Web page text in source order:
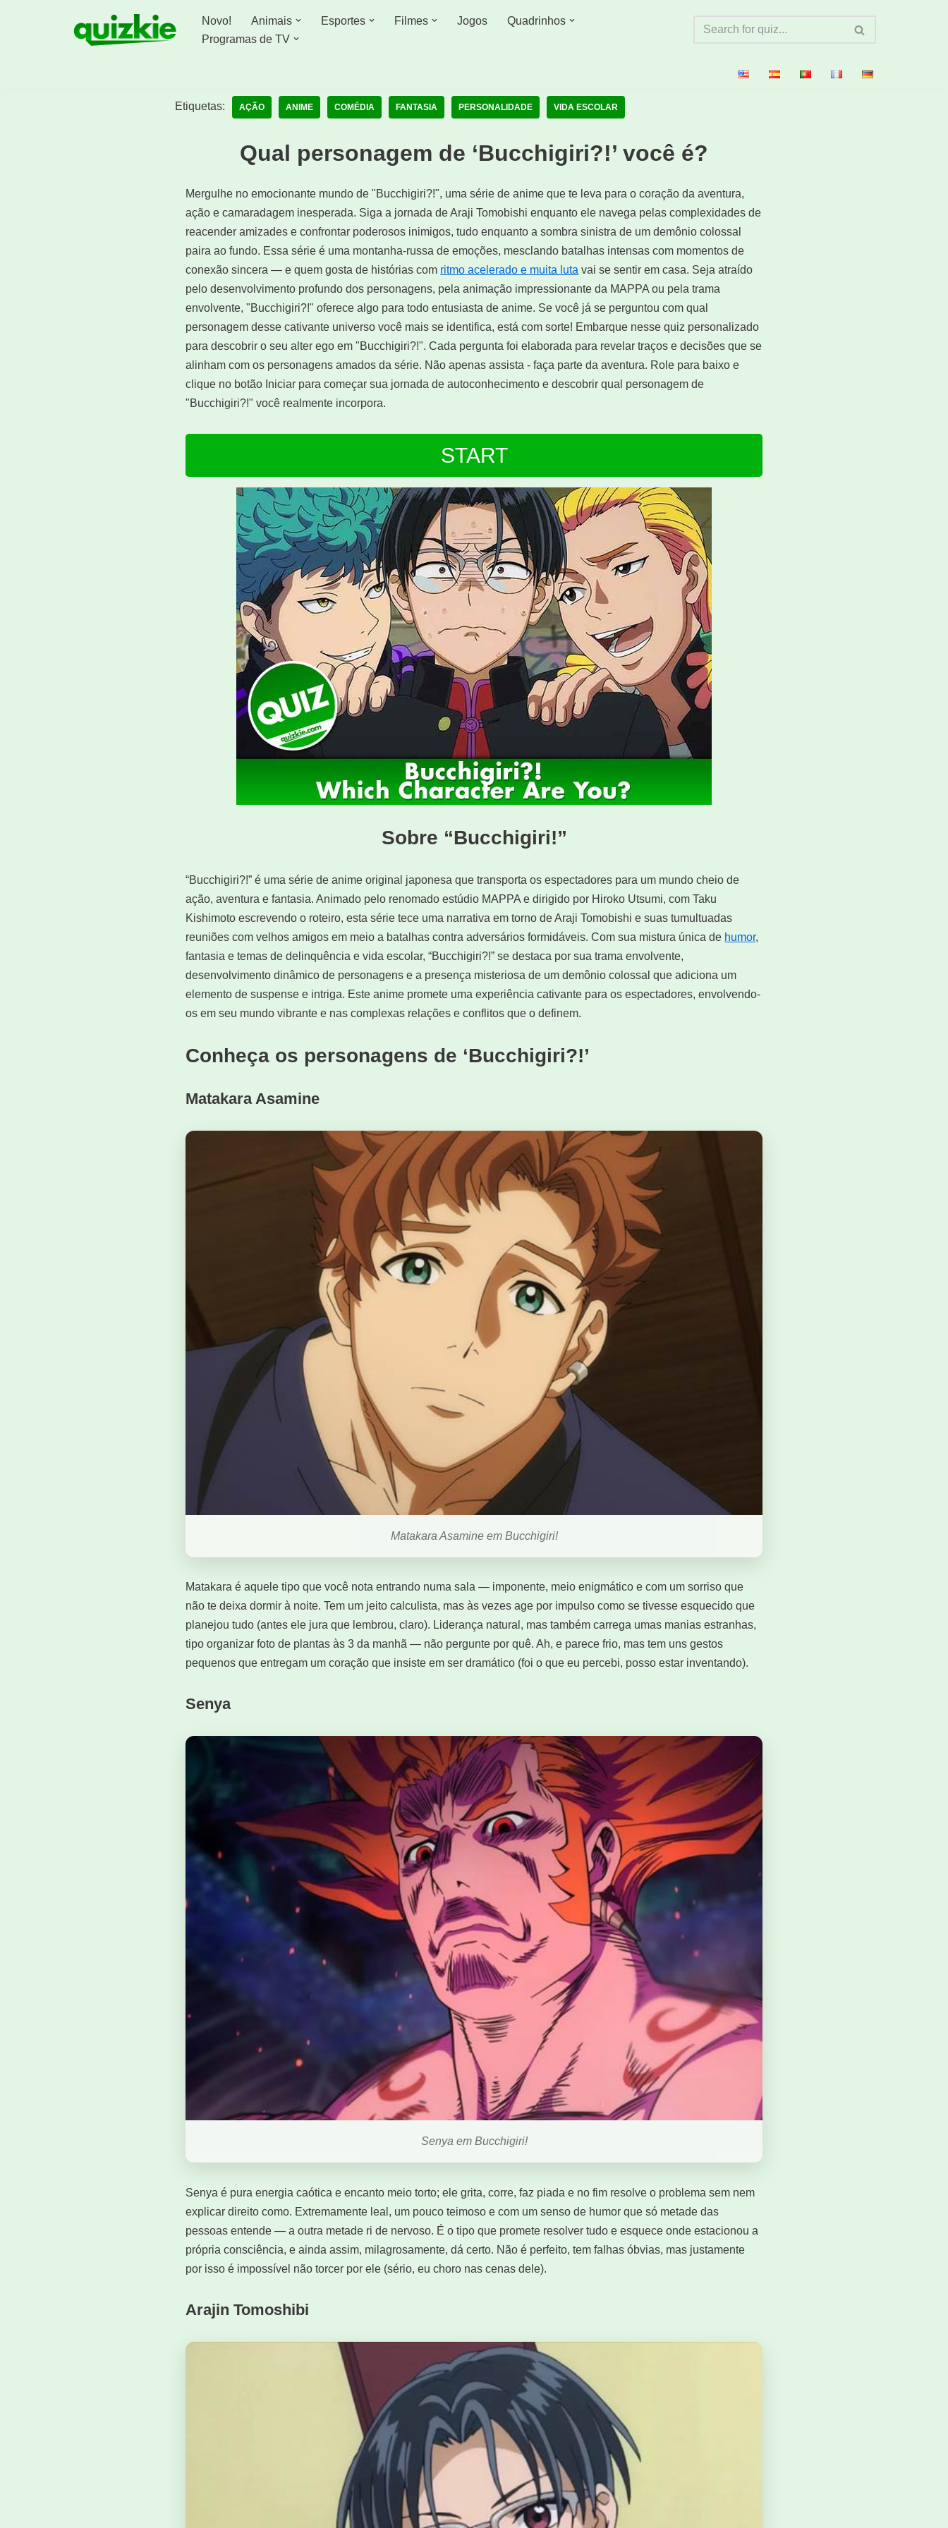
Novo! Animais Esportes Filmes Jogos
Quadrinhos
Programas de TV
Etiquetas: AÇÃO ANIME COMÉDIA FANTASIA PERSONALIDADE VIDA ESCOLAR
Qual personagem de ‘Bucchigiri?!’ você é?
Mergulhe no emocionante mundo de "Bucchigiri?!", uma série de anime que te leva para o coração da aventura,
ação e camaradagem inesperada. Siga a jornada de Araji Tomobishi enquanto ele navega pelas complexidades de
reacender amizades e confrontar poderosos inimigos, tudo enquanto a sombra sinistra de um demônio colossal
paira ao fundo. Essa série é uma montanha-russa de emoções, mesclando batalhas intensas com momentos de
conexão sincera — e quem gosta de histórias com ritmo acelerado e muita luta vai se sentir em casa. Seja atraído
pelo desenvolvimento profundo dos personagens, pela animação impressionante da MAPPA ou pela trama
envolvente, "Bucchigiri?!" oferece algo para todo entusiasta de anime. Se você já se perguntou com qual
personagem desse cativante universo você mais se identifica, está com sorte! Embarque nesse quiz personalizado
para descobrir o seu alter ego em "Bucchigiri?!". Cada pergunta foi elaborada para revelar traços e decisões que se
alinham com os personagens amados da série. Não apenas assista - faça parte da aventura. Role para baixo e
clique no botão Iniciar para começar sua jornada de autoconhecimento e descobrir qual personagem de
"Bucchigiri?!" você realmente incorpora.
START
Sobre “Bucchigiri!”
“Bucchigiri?!” é uma série de anime original japonesa que transporta os espectadores para um mundo cheio de
ação, aventura e fantasia. Animado pelo renomado estúdio MAPPA e dirigido por Hiroko Utsumi, com Taku
Kishimoto escrevendo o roteiro, esta série tece uma narrativa em torno de Araji Tomobishi e suas tumultuadas
reuniões com velhos amigos em meio a batalhas contra adversários formidáveis. Com sua mistura única de humor,
fantasia e temas de delinquência e vida escolar, “Bucchigiri?!” se destaca por sua trama envolvente,
desenvolvimento dinâmico de personagens e a presença misteriosa de um demônio colossal que adiciona um
elemento de suspense e intriga. Este anime promete uma experiência cativante para os espectadores, envolvendo-
os em seu mundo vibrante e nas complexas relações e conflitos que o definem.
Conheça os personagens de ‘Bucchigiri?!’
Matakara Asamine
Matakara Asamine em Bucchigiri!
Matakara é aquele tipo que você nota entrando numa sala — imponente, meio enigmático e com um sorriso que
não te deixa dormir à noite. Tem um jeito calculista, mas às vezes age por impulso como se tivesse esquecido que
planejou tudo (antes ele jura que lembrou, claro). Liderança natural, mas também carrega umas manias estranhas,
tipo organizar foto de plantas às 3 da manhã — não pergunte por quê. Ah, e parece frio, mas tem uns gestos
pequenos que entregam um coração que insiste em ser dramático (foi o que eu percebi, posso estar inventando).
Senya
Senya em Bucchigiri!
Senya é pura energia caótica e encanto meio torto; ele grita, corre, faz piada e no fim resolve o problema sem nem
explicar direito como. Extremamente leal, um pouco teimoso e com um senso de humor que só metade das
pessoas entende — a outra metade ri de nervoso. É o tipo que promete resolver tudo e esquece onde estacionou a
própria consciência, e ainda assim, milagrosamente, dá certo. Não é perfeito, tem falhas óbvias, mas justamente
por isso é impossível não torcer por ele (sério, eu choro nas cenas dele).
Arajin Tomoshibi